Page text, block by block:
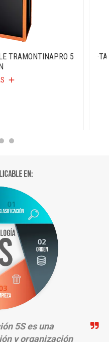
TRAMONTINAPRO 5
add
5S es una
y organización